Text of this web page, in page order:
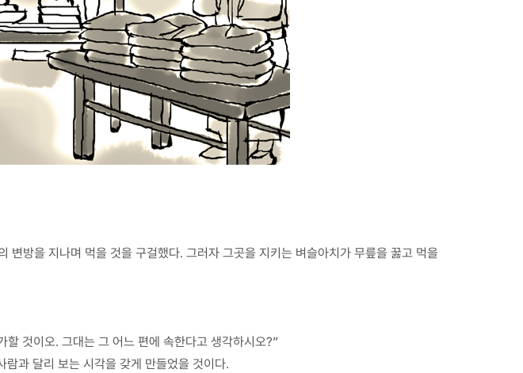
방을 지나며 먹을 것을 구걸했다. 그러자 그곳을 지키는 벼슬아치가 무릎을 꿇고 먹을
것이오. 그대는 그 어느 편에 속한다고 생각하시오?”
과 달리 보는 시각을 갖게 만들었을 것이다.